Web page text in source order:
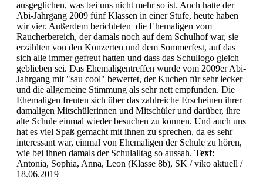
ausgeglichen, was bei uns nicht mehr so ist. Auch hatte der
Abi-Jahrgang 2009 fünf Klassen in einer Stufe, heute haben
wir vier. Außerdem berichteten die Ehemaligen vom
Raucherbereich, der damals noch auf dem Schulhof war, sie
erzählten von den Konzerten und dem Sommerfest, auf das
sich alle immer gefreut hatten und dass das Schullogo gleich
geblieben sei. Das Ehemaligentreffen wurde vom 2009er Abi-
Jahrgang mit "sau cool" bewertet, der Kuchen für sehr lecker
und die allgemeine Stimmung als sehr nett empfunden. Die
Ehemaligen freuten sich über das zahlreiche Erscheinen ihrer
damaligen Mitschülerinnen und Mitschüler und darüber, ihre
alte Schule einmal wieder besuchen zu können. Und auch uns
hat es viel Spaß gemacht mit ihnen zu sprechen, da es sehr
interessant war, einmal von Ehemaligen der Schule zu hören,
wie bei ihnen damals der Schulalltag so aussah. Text:
Antonia, Sophia, Anna, Leon (Klasse 8b), SK / viko aktuell /
18.06.2019